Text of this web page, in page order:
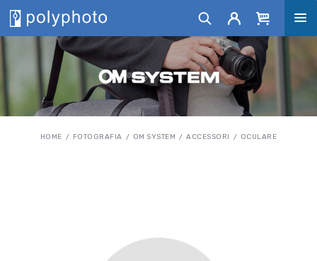
HOME FOTOGRAFIA OM SYSTEM ACCESSORI OCULARE